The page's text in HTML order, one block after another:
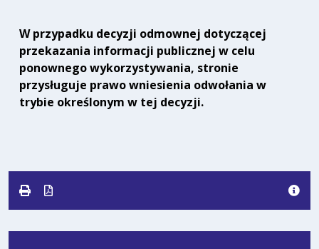
W przypadku decyzji odmownej dotyczącej
przekazania informacji publicznej w celu
ponownego wykorzystywania, stronie
przysługuje prawo wniesienia odwołania w
trybie określonym w tej decyzji.